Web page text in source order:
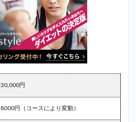
30,000円
8000円（コースにより変動）